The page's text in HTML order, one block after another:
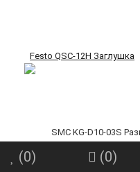
Festo QSC-12H Заглушка
(0) (0)